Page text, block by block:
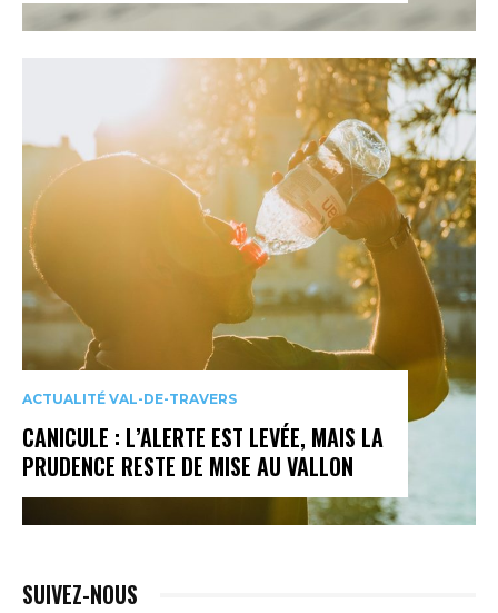
ACTUALITÉ VAL-DE-TRAVERS
CANICULE : L’ALERTE EST LEVÉE, MAIS LA
PRUDENCE RESTE DE MISE AU VALLON
SUIVEZ-NOUS